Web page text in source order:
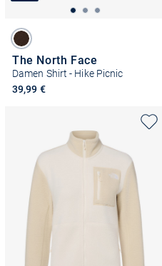
The North Face
Damen Shirt - Hike Picnic
39,99 €